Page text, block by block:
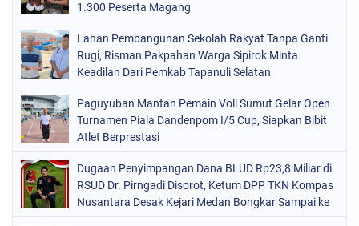
1.300 Peserta Magang
Lahan Pembangunan Sekolah Rakyat Tanpa Ganti
Rugi, Risman Pakpahan Warga Sipirok Minta
Keadilan Dari Pemkab Tapanuli Selatan
Paguyuban Mantan Pemain Voli Sumut Gelar Open
Turnamen Piala Dandenpom I/5 Cup, Siapkan Bibit
Atlet Berprestasi
Dugaan Penyimpangan Dana BLUD Rp23,8 Miliar di
RSUD Dr. Pirngadi Disorot, Ketum DPP TKN Kompas
Nusantara Desak Kejari Medan Bongkar Sampai ke